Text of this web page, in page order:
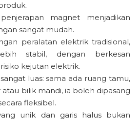
magnet menjadikan
sangat mudah.
peralatan elektrik tradisional,
stabil, dengan berkesan
kejutan elektrik.
luas: sama ada ruang tamu,
bilik mandi, ia boleh dipasang
fleksibel.
unik dan garis halus bukan